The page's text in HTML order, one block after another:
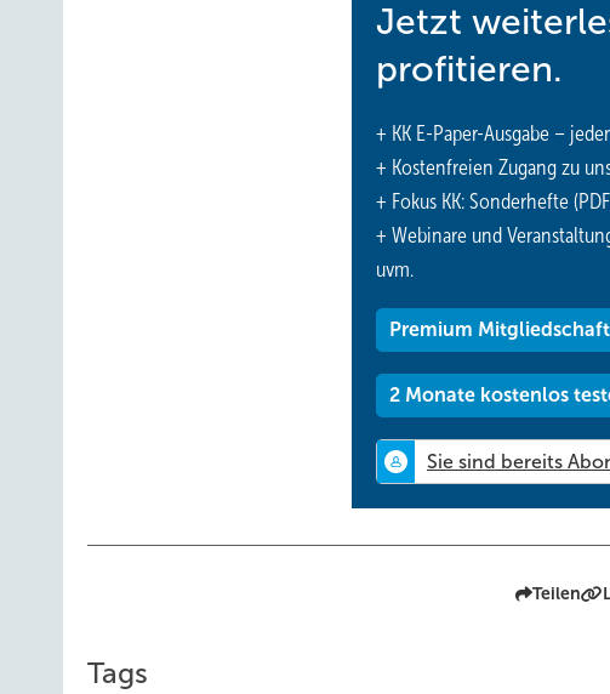
Jetzt
profitieren.
+ KK E-Paper-Ausgabe –
+ Kostenfreien Zugang zu
+ Fokus KK: Sonderhefte
+ Webinare und
uvm.
Premium Mitgliedschaft
2 Monate kostenlos
Teilen
Tags